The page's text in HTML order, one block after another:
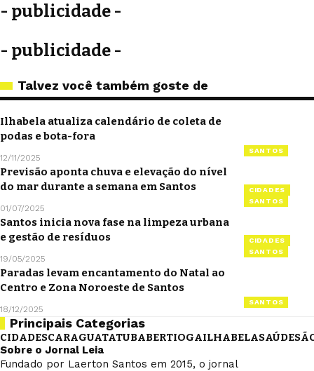
- publicidade -
- publicidade -
Talvez você também goste de
SANTOS
Ilhabela atualiza calendário de coleta de
podas e bota-fora
12/11/2025
CIDADES
SANTOS
Previsão aponta chuva e elevação do nível
do mar durante a semana em Santos
01/07/2025
CIDADES
SANTOS
Santos inicia nova fase na limpeza urbana
e gestão de resíduos
19/05/2025
SANTOS
Paradas levam encantamento do Natal ao
Centro e Zona Noroeste de Santos
18/12/2025
Principais Categorias
CIDADESCARAGUATATUBABERTIOGAILHABELASAÚDE
Sobre o Jornal Leia
Fundado por Laerton Santos em 2015, o jornal